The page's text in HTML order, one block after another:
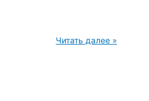
2012.02.04
Читать далее »